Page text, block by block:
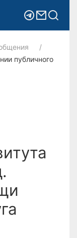
публичного